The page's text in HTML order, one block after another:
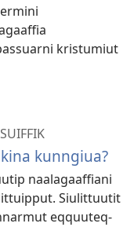
kristumiut
kunngiua?
naalagaaf­fiani
Siulit­tuutit
eq­quuteq­